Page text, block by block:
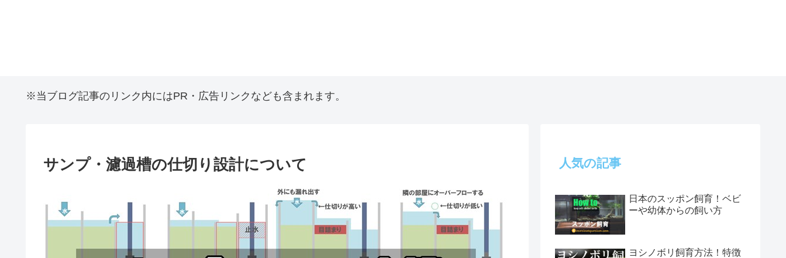
※当ブログ記事のリンク内にはPR・広告リンクなども含まれます。
サンプ・濾過槽の仕切り設計について 人気の記事
日本のスッポン飼育！ベビ
ーや幼体からの飼い方
ヨシノボリ飼育方法！特徴